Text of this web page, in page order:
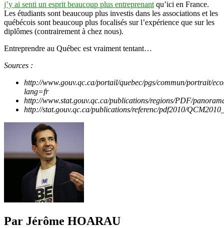
j’y ai senti un esprit beaucoup plus entreprenant qu’ici en France.
Les étudiants sont beaucoup plus investis dans les associations et les
québécois sont beaucoup plus focalisés sur l’expérience que sur les
diplômes (contrairement à chez nous).
Entreprendre au Québec est vraiment tentant…
Sources :
http://www.gouv.qc.ca/portail/quebec/pgs/commun/portrait/
lang=fr
http://www.stat.gouv.qc.ca/publications/regions/PDF/
http://stat.gouv.qc.ca/publications/referenc/pdf2010/
Par Jérôme HOARAU